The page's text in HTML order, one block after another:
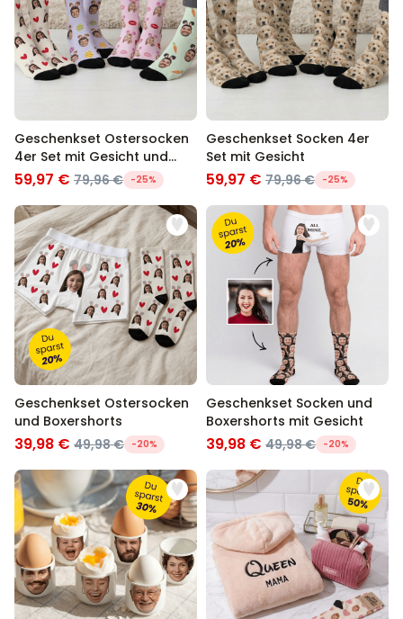
Personalisierbar
Personalisierbares Handtuch
Maritim mit Text
über 1.900
Personalisierbar
Personalisierbares Retro-
Handtuch mit Text
über 2.400
34,99 €
Ice Cooler - Kreativer
Flaschenkühler
über 9.700
mal gekauft
29,99 €
Geschenkset Ostersocken
4er Set mit Gesicht und
Hasenohren
59,97 € 79,96 € -25%
Geschenkset Socken 4er
Set mit Gesicht
59,97 € 79,96 € -25%
Geschenkset Ostersocken
und Boxershorts
39,98 € 49,98 € -20%
Geschenkset Socken und
Boxershorts mit Gesicht
39,98 € 49,98 € -20%